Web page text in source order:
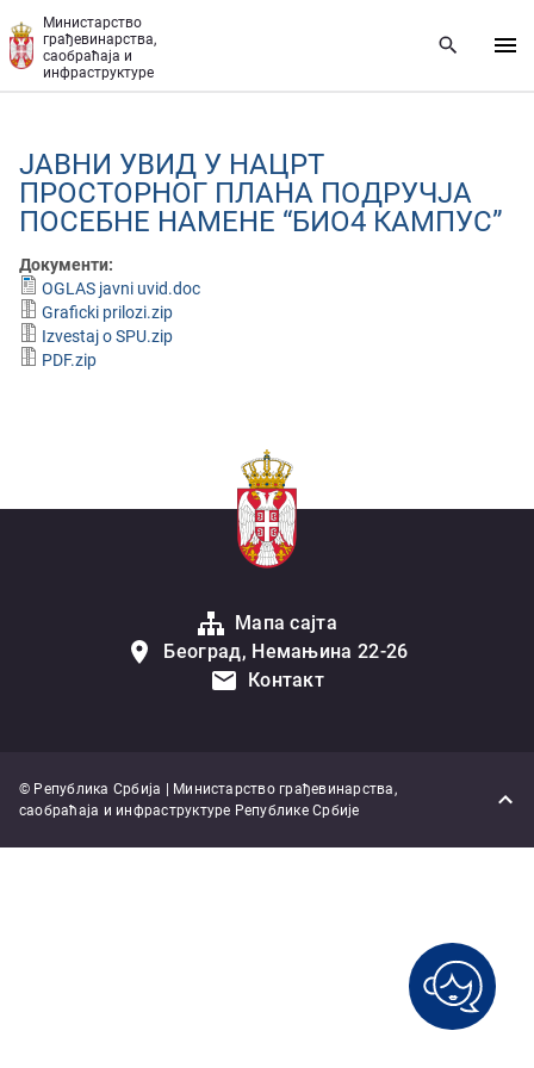
Министарство
грађевинарства,
саобраћаја и
инфраструктуре
ЈАВНИ УВИД У НАЦРТ
ПРОСТОРНОГ ПЛАНА ПОДРУЧЈА
ПОСЕБНЕ НАМЕНЕ “БИО4 КАМПУС”
Документи:
OGLAS javni uvid.doc
Graficki prilozi.zip
Izvestaj o SPU.zip
PDF.zip
Мапа сајта
Београд, Немањина 22-26
Контакт
© Република Србија | Министарство грађевинарства,
саобраћаја и инфраструктуре Републике Србије